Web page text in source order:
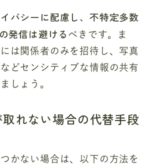
バシーに配慮し、不特定多数
発信は避ける べきです。ま
は関係者のみを招待し、写真
どセンシティブな情報の共有
しょう。
れない場合の代替手段
かない場合は、以下の方法を